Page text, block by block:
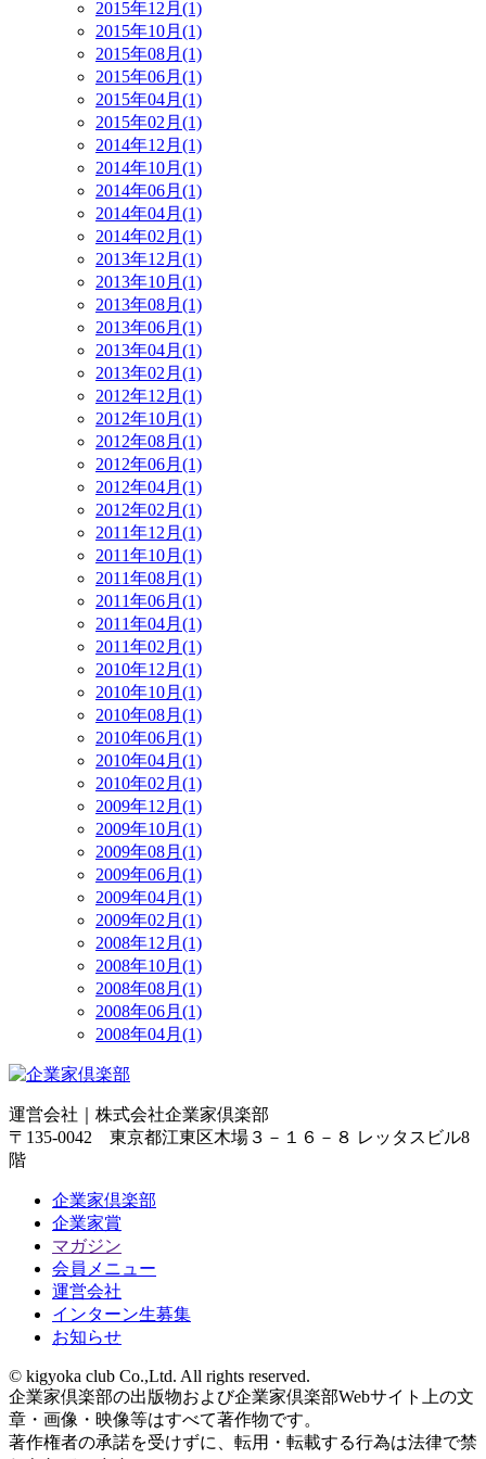
2015年12月(1)
2015年10月(1)
2015年08月(1)
2015年06月(1)
2015年04月(1)
2015年02月(1)
2014年12月(1)
2014年10月(1)
2014年06月(1)
2014年04月(1)
2014年02月(1)
2013年12月(1)
2013年10月(1)
2013年08月(1)
2013年06月(1)
2013年04月(1)
2013年02月(1)
2012年12月(1)
2012年10月(1)
2012年08月(1)
2012年06月(1)
2012年04月(1)
2012年02月(1)
2011年12月(1)
2011年10月(1)
2011年08月(1)
2011年06月(1)
2011年04月(1)
2011年02月(1)
2010年12月(1)
2010年10月(1)
2010年08月(1)
2010年06月(1)
2010年04月(1)
2010年02月(1)
2009年12月(1)
2009年10月(1)
2009年08月(1)
2009年06月(1)
2009年04月(1)
2009年02月(1)
2008年12月(1)
2008年10月(1)
2008年08月(1)
2008年06月(1)
2008年04月(1)
運営会社｜ 株式会社企業家倶楽部
〒135-0042 東京都江東区木場３－１６－８ レッタスビル8
階
企業家倶楽部
企業家賞
マガジン
会員メニュー
運営会社
インターン生募集
お知らせ
© kigyoka club Co.,Ltd. All rights reserved.
企業家倶楽部の出版物および企業家倶楽部Webサイト上の文
章・画像・映像等はすべて著作物です。
著作権者の承諾を受けずに、転用・転載する行為は法律で禁